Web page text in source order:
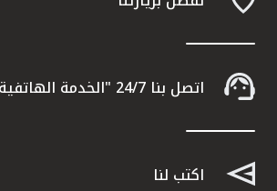
اتصل بنا 24/7 "الخدمة الهاتفية" 1803333
اكتب لنا